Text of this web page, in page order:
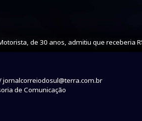
de 30 anos, admitiu que receberia
jornalcorreiodosul@terra.com.br
de Comunicação